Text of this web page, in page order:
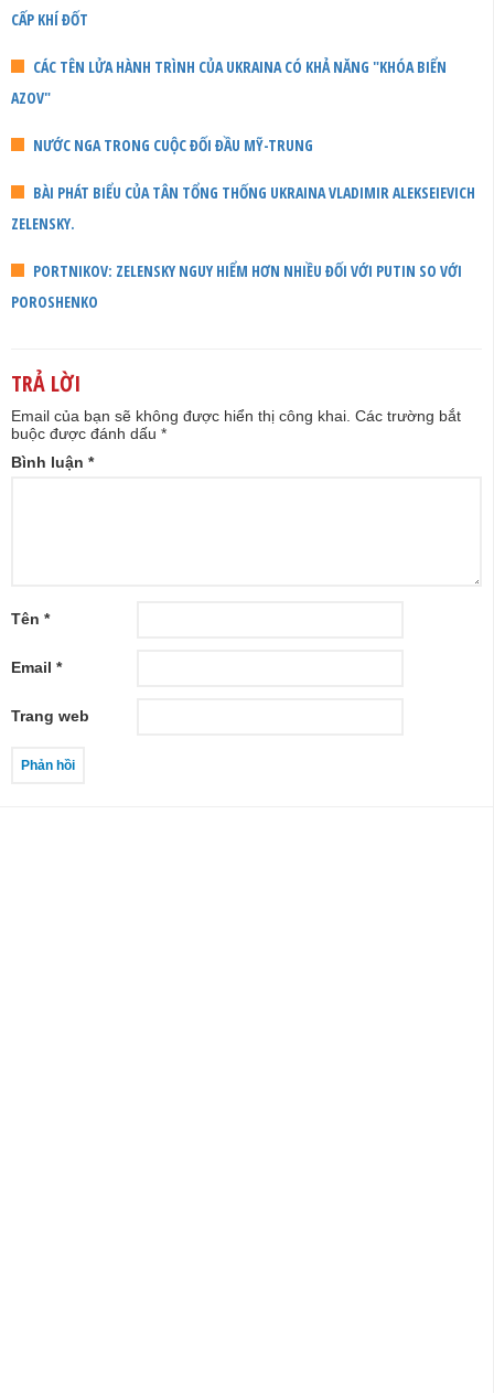
CẤP KHÍ ĐỐT
CÁC TÊN LỬA HÀNH TRÌNH CỦA UKRAINA CÓ KHẢ NĂNG "KHÓA BIỂN
AZOV"
NƯỚC NGA TRONG CUỘC ĐỐI ĐẦU MỸ-TRUNG
BÀI PHÁT BIỂU CỦA TÂN TỔNG THỐNG UKRAINA VLADIMIR ALEKSEIEVICH
ZELENSKY.
PORTNIKOV: ZELENSKY NGUY HIỂM HƠN NHIỀU ĐỐI VỚI PUTIN SO VỚI
POROSHENKO
TRẢ LỜI
Email của bạn sẽ không được hiển thị công khai. Các trường bắt
buộc được đánh dấu *
Bình luận *
Tên *
Email *
Trang web